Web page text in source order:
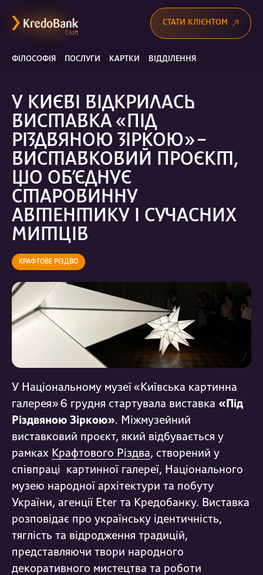
ФІЛОСОФІЯ ПОСЛУГИ КАРТКИ ВІДДІЛЕННЯ
СТАТИ КЛІЄНТОМ
У КИЄВІ ВІДКРИЛАСЬ
ВИСТАВКА «ПІД
РІЗДВЯНОЮ ЗІРКОЮ» –
ВИСТАВКОВИЙ ПРОЄКТ,
ЩО ОБ’ЄДНУЄ
СТАРОВИННУ
АВТЕНТИКУ І СУЧАСНИХ
МИТЦІВ
КРАФТОВЕ РІЗДВО
У Національному музеї «Київська картинна
галерея» 6 грудня стартувала виставка «Під
Різдвяною Зіркою». Міжмузейний
виставковий проєкт, який відбувається у
рамках Крафтового Різдва, створений у
співпраці картинної галереї, Національного
музею народної архітектури та побуту
України, агенції Eter та Кредобанку. Виставка
розповідає про українську ідентичність,
тяглість та відродження традицій,
представляючи твори народного
декоративного мистецтва та роботи